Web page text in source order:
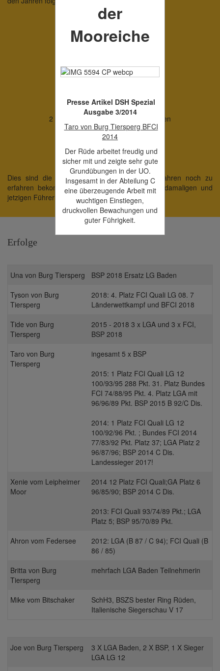
Überblick:
etliche LGA Teilnahmen
2 X 1. Platz LGA Baden
6 X Bundes FCI
2 X 1. Platz FCI Qaulifikation LG Baden
5 X WUSV WM
1 x BSP im Agility
Dies sind die Erfolge die man nach ca. 25 Jahren noch zu
erfahren bekommt. Auf alle Hunde sowie ihre damaligen und
jetzigen Führer sind wir zu jeder Zeit sehr stolz.
Erfolge
Una von Burg Tiersperg
BSP 2018 Ersatz LG Baden
Tyson von Burg
Tiersperg
2018: 4. Platz FCI Quali LG 08. 7
Länderwettkampf und BFCI 2018
Tide von Burg
Tiersperg
2015 - 2018 3 x LGA und 3 x FCI,
BSP 2018
Taro von Burg
Tiersperg
ingesamt 5 x BSP
2015: 1 Platz FCI Quali LG 12
100/93/95 288 Pkt. 31. Platz Bundes
FCI 74/88/95 Pkt. 4. Platz LGA mit
96/96/89 Pkt. BSP 2015 B 92/C Dis.
2014: 1 Platz FCI Quali LG 12
100/92/96 Pkt. ; Bundes FCI 2014
77/83/92 Pkt. Platz 37; LGA Platz 2
96/87/96; BSP 2014 C Dis.
Landessieger 2017!
Xenie vom Leipheimer
Moor
2014 12 Platz FCI Quali;GA Platz 6
96/85/90; BSP 2014 C Dis.
2013: FCI Quali 93/74/89 Pkt.; LGA
Platz 5; BSP 95/70/89 Pkt.
Ahron vom Federsee
2012: LGA (B 87 / C 94); FCI Quali (B
86 / 85)
Britta von Burg
Tiersperg
mehrfach LGA Baden Teilnehmerin
Mike vom Bitschaker
SchH3, BSZS bester Ring Rüden,
Italienische Siegerschau V 17
Joe von Burg Tiersperg
3 X LGA Baden, 2 X BSP, 1 X Sieger
LGA LG 12
der
Mooreiche
Presse Artikel DSH Spezial
Ausgabe 3/2014
Taro von Burg Tiersperg BFCI
2014
Der Rüde arbeitet freudig und
sicher mit und zeigte sehr gute
Grundübungen in der UO.
Insgesamt in der Abteilung C
eine überzeugende Arbeit mit
wuchtigen Einstiegen,
druckvollen Bewachungen und
guter Führigkeit.